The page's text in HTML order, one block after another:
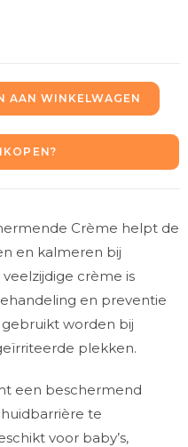
AAN WINKELWAGEN
Crème helpt de
en kalmeren bij
crème is
en preventie
worden bij
plekken.
een beschermend
te
voor baby’s,